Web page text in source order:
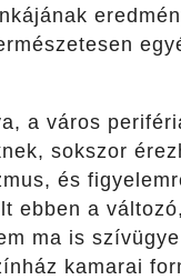
a város
sokszor
és
ebben a
ma is
kamarai